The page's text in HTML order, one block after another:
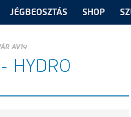
JÉGBEOSZTÁS SHOP
AV19
HYDRO